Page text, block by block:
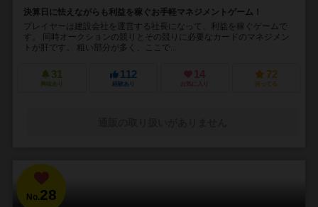
決算日に怯えながらも利益を稼ぐお手軽マネジメントゲーム！
プレイヤーは建設会社を運営する社長になって、利益を稼ぐゲームで
す。 同時オークションの競りとその競りに必要なカードのマネジメン
トが肝です。 粗い部分が多く、ここで...
31
興味あり
112
経験あり
14
お気に入り
72
持ってる
No.28